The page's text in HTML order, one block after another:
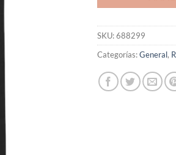
SKU:688299
Categorías:General,